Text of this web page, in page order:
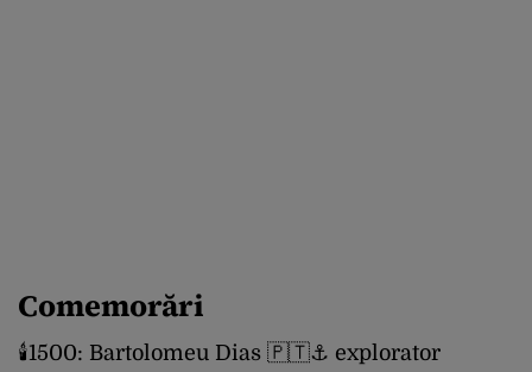
Comemorări
🕯1500: Bartolomeu Dias 🇵🇹⚓️ explorator